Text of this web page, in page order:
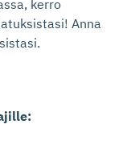
kerro
Anna